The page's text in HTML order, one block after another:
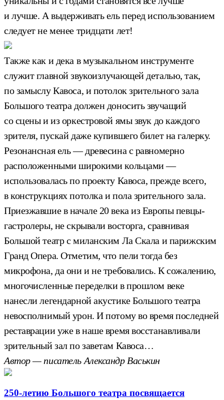
и лучше. А выдерживать ель перед использованием
следует не менее тридцати лет!
Также как и дека в музыкальном инструменте
служит главной звукоизлучающей деталью, так,
по замыслу Кавоса, и потолок зрительного зала
Большого театра должен доносить звучащий
со сцены и из оркестровой ямы звук до каждого
зрителя, пускай даже купившего билет на галерку.
Резонансная ель — древесина с равномерно
расположенными широкими кольцами —
использовалась по проекту Кавоса, прежде всего,
в конструкциях потолка и пола зрительного зала.
Приезжавшие в начале 20 века из Европы певцы-
гастролеры, не скрывали восторга, сравнивая
Большой театр с миланским Ла Скала и парижским
Гранд Опера. Отметим, что пели тогда без
микрофона, да они и не требовались. К сожалению,
многочисленные переделки в прошлом веке
нанесли легендарной акустике Большого театра
невосполнимый урон. И потому во время последней
реставрации уже в наше время восстанавливали
зрительный зал по заветам Кавоса…
Автор — писатель Александр Васькин
250-летию Большого театра посвящается